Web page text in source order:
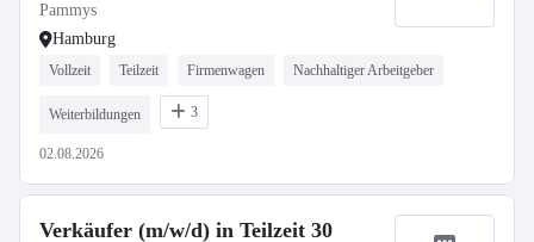
Pammys
Hamburg
Vollzeit Teilzeit Firmenwagen Nachhaltiger Arbeitgeber
Weiterbildungen 3
02.08.2026
Verkäufer (m/w/d) in Teilzeit 30